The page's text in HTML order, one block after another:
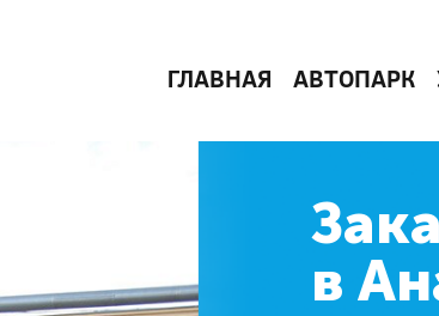
ГЛАВНАЯ АВТОПАРК
в